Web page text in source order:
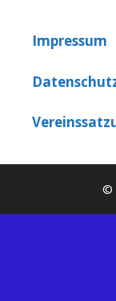
Impressum
©